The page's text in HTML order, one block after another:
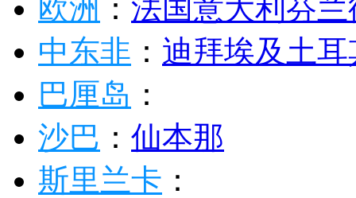
欧洲 ： 法国意大利 芬兰
中东非 ： 迪拜埃及 土耳
巴厘岛 ：
沙巴 ： 仙本那
斯里兰卡 ：